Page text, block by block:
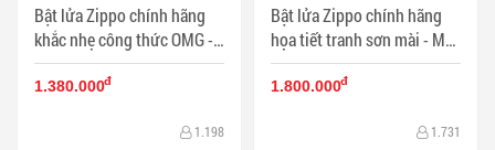
Bật lửa Zippo chính hãng
khắc nhẹ công thức OMG -
Mã SP: BL00441
1.380.000đ
1.198
Bật lửa Zippo chính hãng
họa tiết tranh sơn mài - Mã
SP: BL00440
1.800.000đ
1.731